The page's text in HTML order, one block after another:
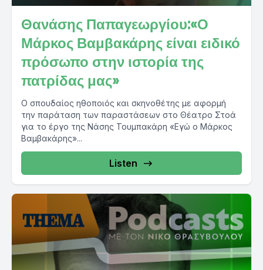
Θανάσης Παπαγεωργίου:«Ο
Μάρκος Βαμβακάρης είναι ειδικό
πρόσωπο στην ιστορία της
πατρίδας μας»
Ο σπουδαίος ηθοποιός και σκηνοθέτης με αφορμή
την παράταση των παραστάσεων στο Θέατρο Στοά
για το έργο της Νάσης Τουμπακάρη «Εγώ ο Μάρκος
Βαμβακάρης»...
Listen